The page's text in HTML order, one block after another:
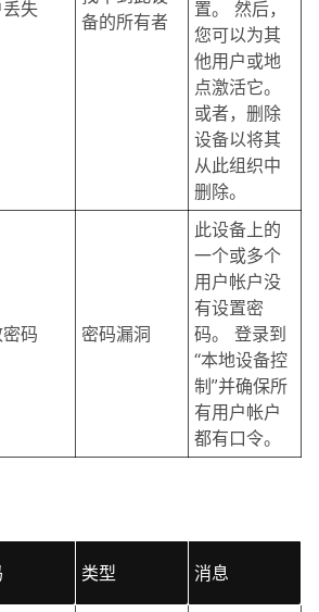
失
备的所有者
置。 然后，
您可以为其
他用户或地
点激活它。
或者，删除
设备以将其
从此组织中
删除。
码 密码漏洞
此设备上的
一个或多个
用户帐户没
有设置密
码。 登录到
“本地设备控
制”并确保所
有用户帐户
都有口令。
类型 消息